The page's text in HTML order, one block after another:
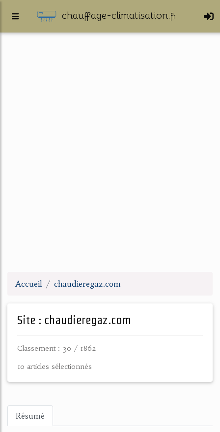
chauffage-climatisation.fr
Accueil chaudieregaz.com
Site : chaudieregaz.com
Classement : 30 / 1862
10 articles sélectionnés
Résumé